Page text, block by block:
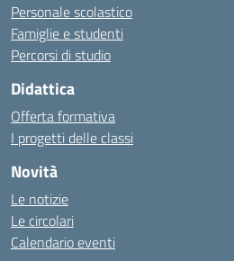
Personale scolastico
Famiglie e studenti
Percorsi di studio
Didattica
Offerta formativa
I progetti delle classi
Novità
Le notizie
Le circolari
Calendario eventi